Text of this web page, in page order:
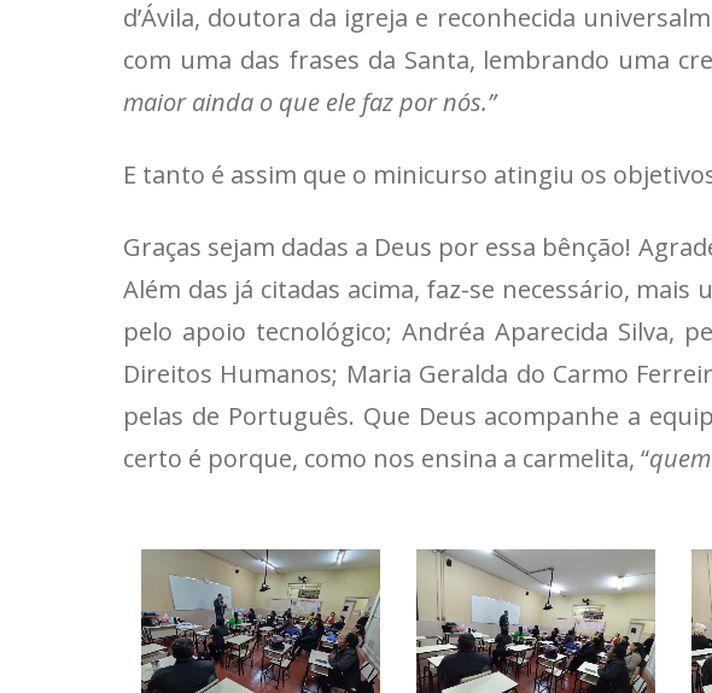
d’Ávila, doutora da igreja e reconhecida
com uma das frases da Santa, lembrando uma
maior ainda o que ele faz por nós.”
E tanto é assim que o minicurso atingiu os
Graças sejam dadas a Deus por essa bênção!
Além das já citadas acima, faz-se necessário,
pelo apoio tecnológico; Andréa Aparecida Silva,
Direitos Humanos; Maria Geralda do Carmo
pelas de Português. Que Deus acompanhe a
certo é porque, como nos ensina a carmelita, “